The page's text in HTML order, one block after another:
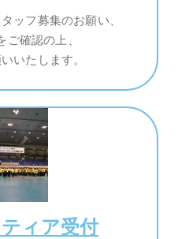
ッフ募集のお願い、
確認の上、
いたします。
ィア受付